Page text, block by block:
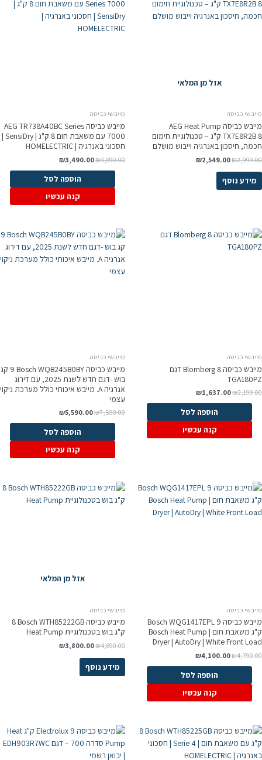
אזל מן המלאי
מייבשי כביסה
מייבש כביסה AEG Heat Pump
TX7E8R2B 8 ק"ג – טכנולוגיית חימום
חכמה, חיסכון באנרגיה וייבוש מושלם
₪2,999.00
₪2,549.00
מידע נוסף
מייבשי כביסה
מייבש כביסה AEG TR738A40BC Series
7000 עם משאבת חום 8 ק"ג | SensiDry |
חסכוני באנרגיה | HOMELECTRIC
₪3,890.00
₪3,490.00
הוספה לסל
קנה עכשיו
מייבשי כביסה
מייבש כביסה Blomberg 8 דגם
TGA180PZ
₪2,199.00
₪1,637.00
הוספה לסל
קנה עכשיו
מייבשי כביסה
מייבש כביסה Bosch WQB245B0BY ‏9 ‏קג
בוש -דגם חדש לשנת 2025, עם דירוג
אנרגיה A. מייבש איכותי כולל מערכת ניקוי
עצמי
₪7,590.00
₪5,590.00
הוספה לסל
קנה עכשיו
מייבשי כביסה
מייבש כביסה Bosch WQG1417EPL 9
ק"ג משאבת חום | Bosch Heat Pump
Dryer | AutoDry | White Front Load
₪4,790.00
₪4,100.00
הוספה לסל
קנה עכשיו
אזל מן המלאי
מייבשי כביסה
מייבש כביסה Bosch WTH85222GB ‏8
‏ק"ג בוש בטכנולוגיית Heat Pump
₪4,890.00
₪3,800.00
מידע נוסף